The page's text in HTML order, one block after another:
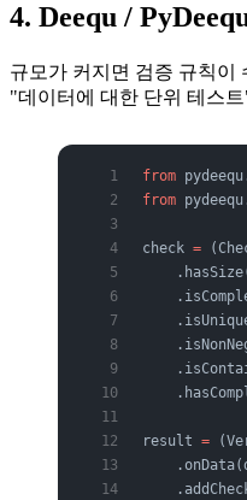
4. Deequ /
규모가 커지면 검증 규칙이
"데이터에 대한 단위 테스
from
from
check =
result =